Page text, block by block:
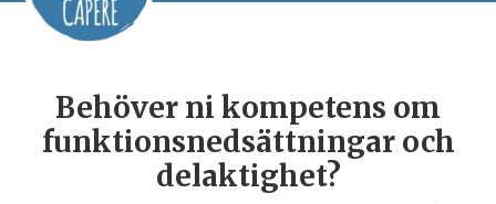
Behöver ni kompetens om
funktionsnedsättningar och
delaktighet?